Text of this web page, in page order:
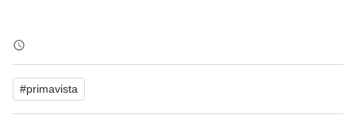
＜商品詳細＞
プリマヴィスタ ブライトチャージ
パウダーファンデーション
オークル05
#primavista